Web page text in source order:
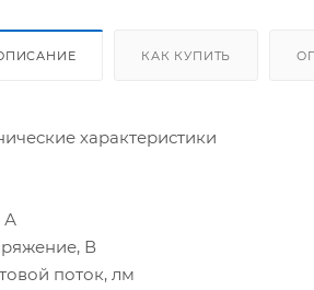
КАК КУПИТЬ
характеристики
А
В
поток, лм